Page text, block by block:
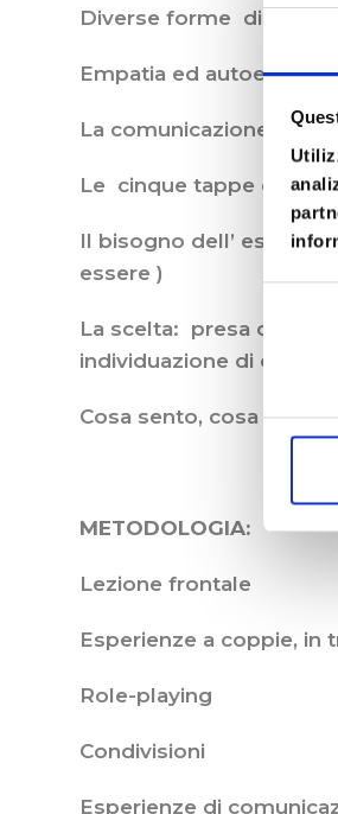
del
Diverse forme di
Empatia ed
La comunicazione
Le cinque tappe del
Il bisogno dell’ essere
essere )
La scelta: presa di
individuazione di cosa
Cosa sento, cosa
METODOLOGIA:
Lezione frontale
Esperienze a coppie, in
Role-playing
Condivisioni
Esperienze di